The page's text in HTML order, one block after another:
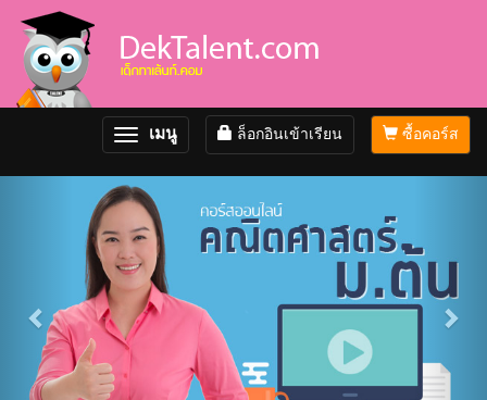
ซื้อคอร์ส
ล็อกอินเข้าเรียน
Toggle
navigation
เมนู
Previous